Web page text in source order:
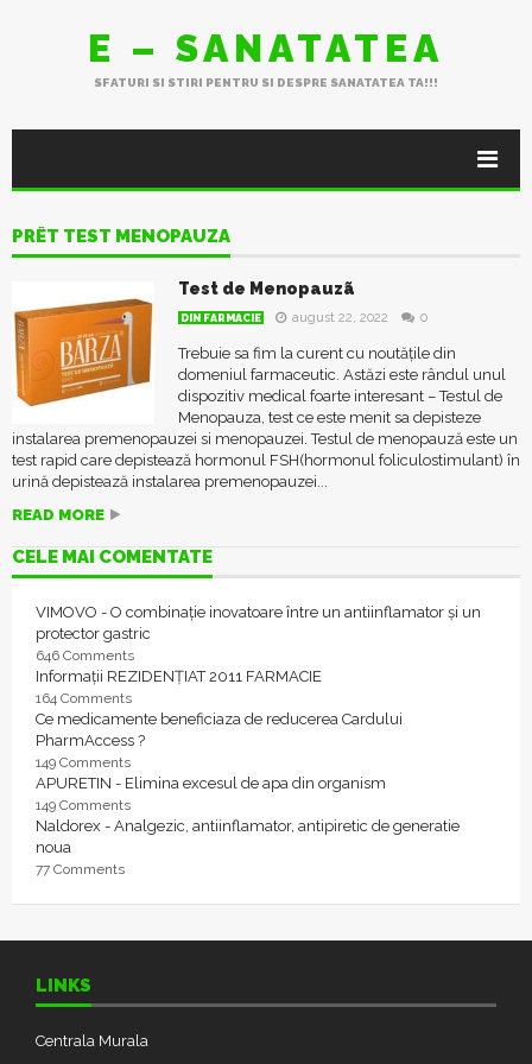
E – SANATATEA
SFATURI SI STIRI PENTRU SI DESPRE SANATATEA TA!!!
PRÊT TEST MENOPAUZA
Test de Menopauzã
DIN FARMACIE august 22, 2022 0
Trebuie sa fim la curent cu noutățile din
domeniul farmaceutic. Astăzi este rândul unul
dispozitiv medical foarte interesant – Testul de
Menopauza, test ce este menit sa depisteze
instalarea premenopauzei si menopauzei. Testul de menopauză este un
test rapid care depistează hormonul FSH(hormonul foliculostimulant) în
urină depistează instalarea premenopauzei...
READ MORE
CELE MAI COMENTATE
VIMOVO - O combinație inovatoare între un antiinflamator și un
protector gastric
646 Comments
Informații REZIDENȚIAT 2011 FARMACIE
164 Comments
Ce medicamente beneficiaza de reducerea Cardului
PharmAccess ?
149 Comments
APURETIN - Elimina excesul de apa din organism
149 Comments
Naldorex - Analgezic, antiinflamator, antipiretic de generatie
noua
77 Comments
LINKS
Centrala Murala